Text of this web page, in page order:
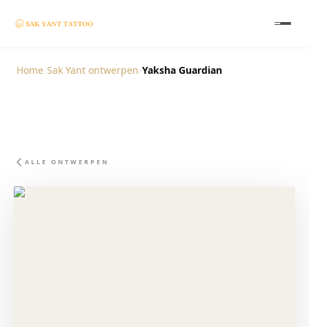
Home Sak Yant ontwerpen Yaksha Guardian
ALLE ONTWERPEN